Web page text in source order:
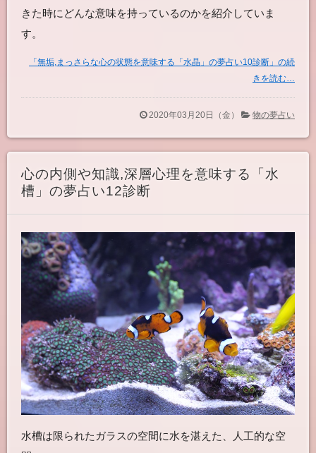
きた時にどんな意味を持っているのかを紹介していま
す。
「無垢,まっさらな心の状態を意味する「水晶」の夢占い10診断」の続
きを読む…
2020年03月20日（金） 物の夢占い
心の内側や知識,深層心理を意味する「水
槽」の夢占い12診断
水槽は限られたガラスの空間に水を湛えた、人工的な空